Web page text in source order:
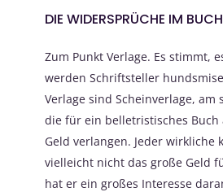
DIE WIDERSPRÜCHE IM
Zum Punkt Verlage. Es stimmt,
werden Schriftsteller
Verlage sind Scheinverlage,
die für ein belletristisches Buch
Geld verlangen. Jeder wirkliche
vielleicht nicht das große Geld
hat er ein großes Interesse